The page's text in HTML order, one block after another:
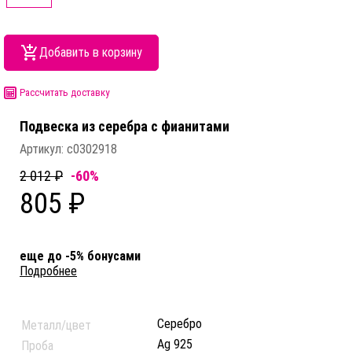
Добавить в корзину
Рассчитать доставку
Подвеска из серебра c фианитами
Артикул: с0302918
2 012 ₽ -60%
805 ₽
еще до -5% бонусами
Подробнее
Металл/цвет
Серебро
Проба
Ag 925